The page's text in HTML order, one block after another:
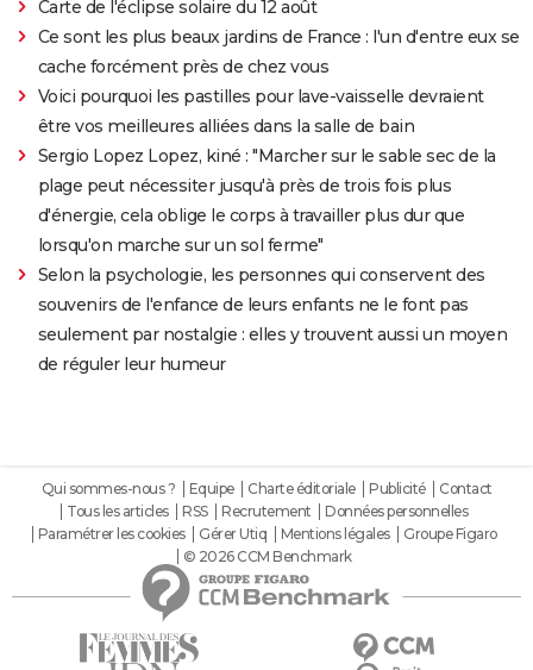
Carte de l'éclipse solaire du 12 août
Ce sont les plus beaux jardins de France : l'un d'entre eux se
cache forcément près de chez vous
Voici pourquoi les pastilles pour lave-vaisselle devraient
être vos meilleures alliées dans la salle de bain
Sergio Lopez Lopez, kiné : "Marcher sur le sable sec de la
plage peut nécessiter jusqu'à près de trois fois plus
d'énergie, cela oblige le corps à travailler plus dur que
lorsqu'on marche sur un sol ferme"
Selon la psychologie, les personnes qui conservent des
souvenirs de l'enfance de leurs enfants ne le font pas
seulement par nostalgie : elles y trouvent aussi un moyen
de réguler leur humeur
Qui sommes-nous ? Equipe Charte éditoriale Publicité
Contact
Tous les articles
RSS Recrutement
Données personnelles
Paramétrer les cookies
Gérer Utiq Mentions légales
Groupe Figaro
© 2026 CCM Benchmark